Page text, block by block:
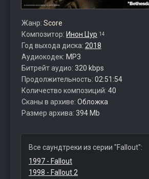
Жанр: Score
Композитор: Инон Цур 14
Год выхода диска: 2018
Аудиокодек: MP3
Битрейт аудио: 320 kbps
Продолжительность: 02:51:54
Количество композиций: 40
Сканы в архиве: Обложка
Размер архива: 394 Mb
Все саундтреки из серии "Fallout":
1997 - Fallout
1998 - Fallout 2